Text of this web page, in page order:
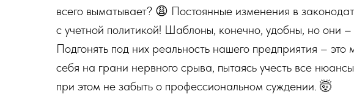
всего выматывает? 😩 Постоянные изменения в
с учетной политикой! Шаблоны, конечно, удобны, но они
Подгонять под них реальность нашего предприятия –
себя на грани нервного срыва, пытаясь учесть все
при этом не забыть о профессиональном суждении. 🤯